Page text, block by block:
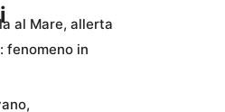
al Mare, allerta
fenomeno in